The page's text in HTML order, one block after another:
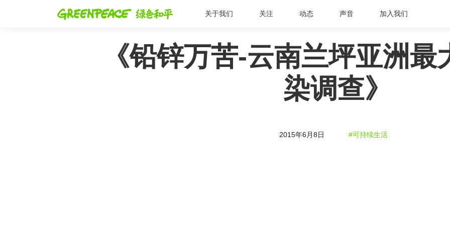
关于我们 关注 动态 声音 加入我们
《铅锌万苦-云南兰坪亚洲
染调查》
2015年6月8日 #可持续生活